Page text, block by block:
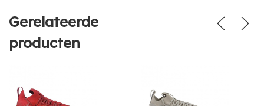
Gerelateerde
producten